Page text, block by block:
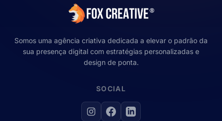
Somos uma agência criativa dedicada a elevar o padrão da
sua presença digital com estratégias personalizadas e
design de ponta.
SOCIAL